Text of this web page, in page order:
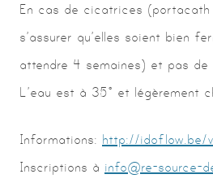
En cas de cicatrices (portacath
s’assurer qu’elles soient bien
attendre 4 semaines) et pas de
L’eau est à 35° et légèrement
Informations : http://idoflow.be/
Inscriptions à info@re-source-